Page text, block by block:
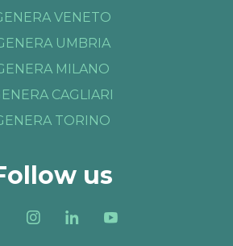
VENETO
UMBRIA
MILANO
CAGLIARI
TORINO
us